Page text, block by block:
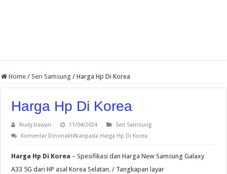
Home / Seri Samsung / Harga Hp Di Korea
Harga Hp Di Korea
Rudy Irawan 11/04/2024
Seri Samsung
Komentar Dinonaktifkanpada Harga Hp Di Korea
Harga Hp Di Korea – Spesifikasi dan Harga New Samsung Galaxy
A33 5G dari HP asal Korea Selatan. / Tangkapan layar